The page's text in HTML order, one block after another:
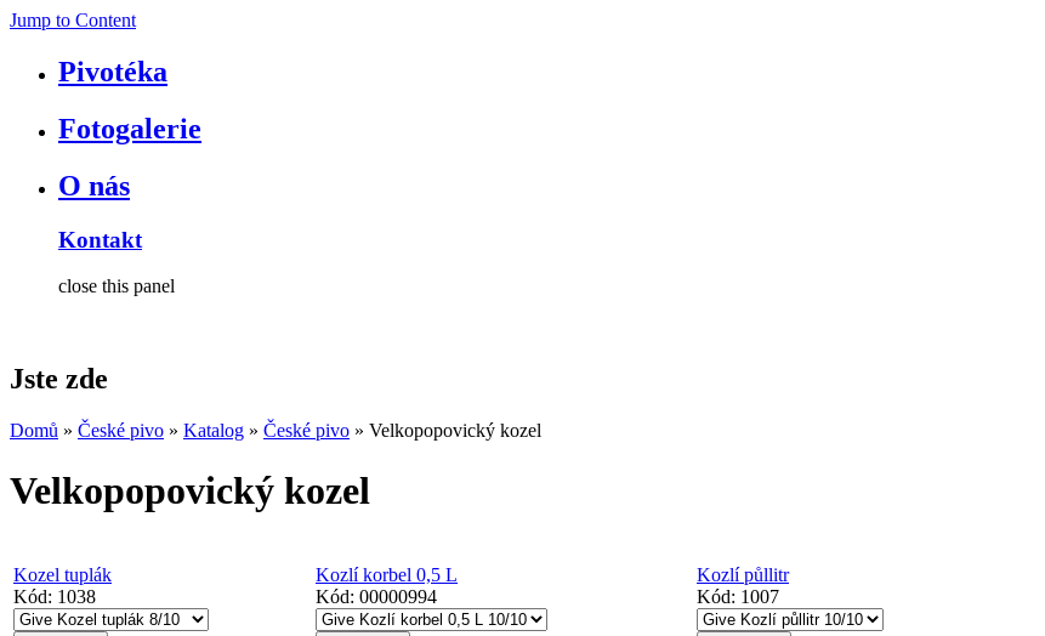
Jump to Content
Pivotéka
Fotogalerie
O nás
Kontakt
close this panel
Jste zde
Domů » České pivo » Katalog » České pivo » Velkopopovický kozel
Velkopopovický kozel
Kozel tuplák
Kód: 1038
Kozlí korbel 0,5 L
Kód: 00000994
Kozlí půllitr
Kód: 1007